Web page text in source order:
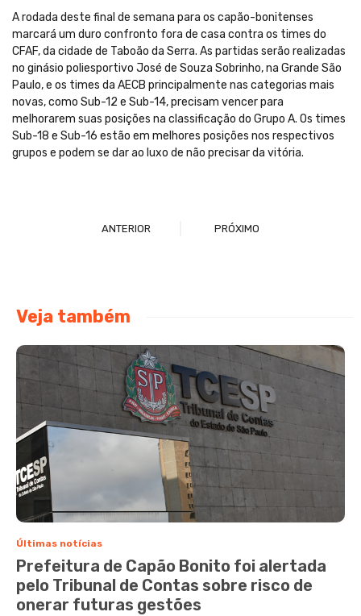
A rodada deste final de semana para os capão-bonitenses
marcará um duro confronto fora de casa contra os times do
CFAF, da cidade de Taboão da Serra. As partidas serão realizadas
no ginásio poliesportivo José de Souza Sobrinho, na Grande São
Paulo, e os times da AECB principalmente nas categorias mais
novas, como Sub-12 e Sub-14, precisam vencer para
melhorarem suas posições na classificação do Grupo A. Os times
Sub-18 e Sub-16 estão em melhores posições nos respectivos
grupos e podem se dar ao luxo de não precisar da vitória.
ANTERIOR PRÓXIMO
Veja também
Últimas notícias
Prefeitura de Capão Bonito foi alertada
pelo Tribunal de Contas sobre risco de
onerar futuras gestões